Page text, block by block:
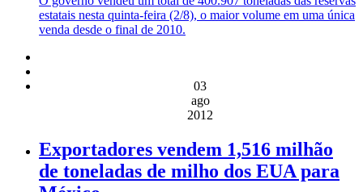
estatais nesta quinta-feira (2/8), o maior volume em uma única
venda desde o final de 2010.
03
ago
2012
Exportadores vendem 1,516 milhão
de toneladas de milho dos EUA para